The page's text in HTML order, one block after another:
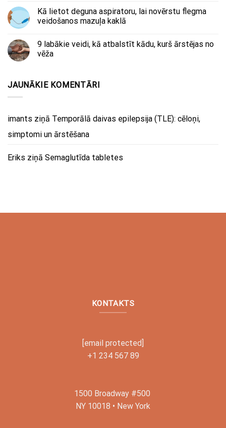
Kā lietot deguna aspiratoru, lai novērstu flegma
veidošanos mazuļa kaklā
9 labākie veidi, kā atbalstīt kādu, kurš ārstējas no
vēža
JAUNĀKIE KOMENTĀRI
imants ziņā Temporālā daivas epilepsija (TLE): cēloņi,
simptomi un ārstēšana
Eriks ziņā Semaglutīda tabletes
KONTAKTS
[email protected]
+1 234 567 89
1500 Broadway #500
NY 10018 • New York